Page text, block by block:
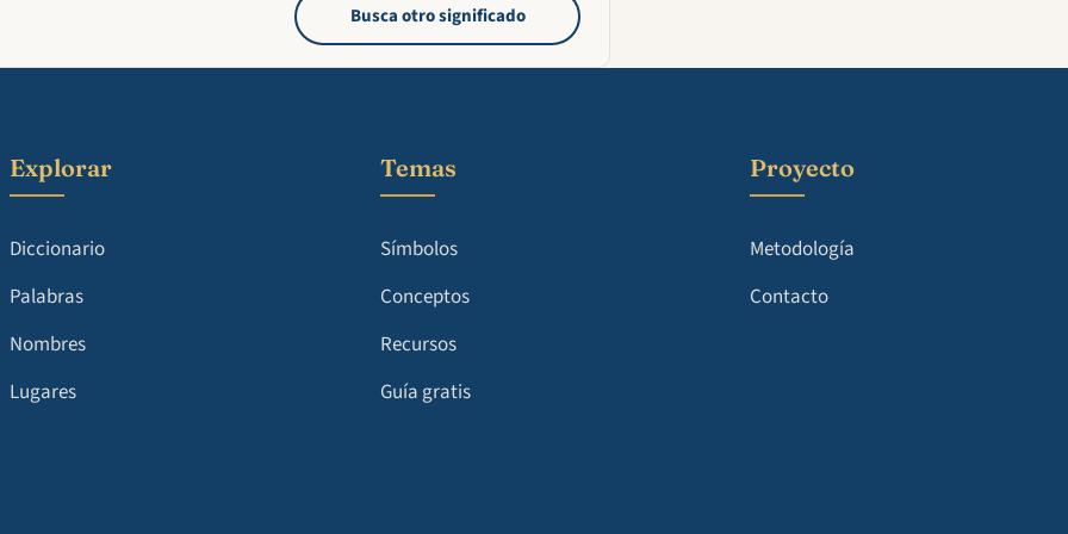
Busca otro significado
Explorar
Diccionario
Palabras
Nombres
Lugares
Temas
Símbolos
Conceptos
Recursos
Guía gratis
Proyecto
Metodología
Contacto